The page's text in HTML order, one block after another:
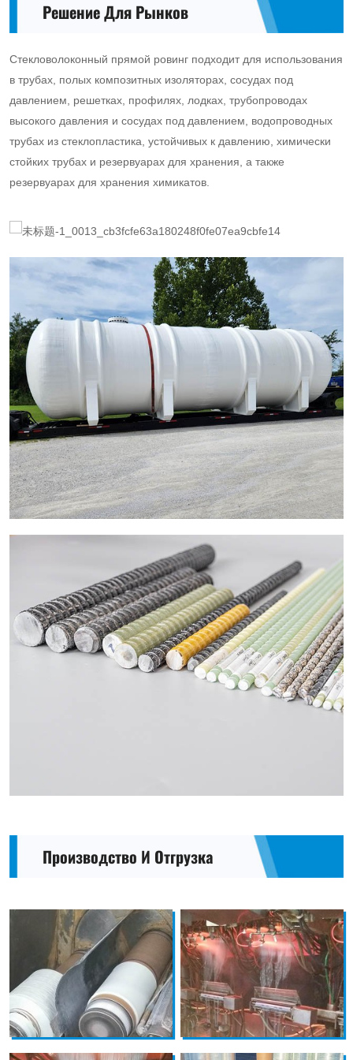
Решение Для Рынков
Стекловолоконный прямой ровинг подходит для использования
в трубах, полых композитных изоляторах, сосудах под
давлением, решетках, профилях, лодках, трубопроводах
высокого давления и сосудах под давлением, водопроводных
трубах из стеклопластика, устойчивых к давлению, химически
стойких трубах и резервуарах для хранения, а также
резервуарах для хранения химикатов.
Производство И Отгрузка